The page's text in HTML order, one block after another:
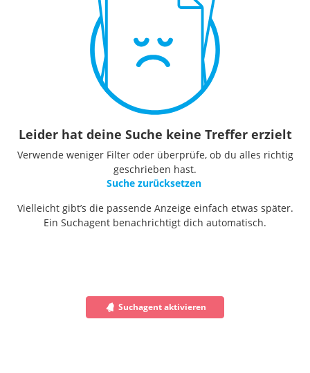
Leider hat deine Suche keine Treffer erzielt
Verwende weniger Filter oder überprüfe, ob du alles richtig
geschrieben hast.
Suche zurücksetzen
Vielleicht gibt’s die passende Anzeige einfach etwas später.
Ein Suchagent benachrichtigt dich automatisch.
Suchagent aktivieren